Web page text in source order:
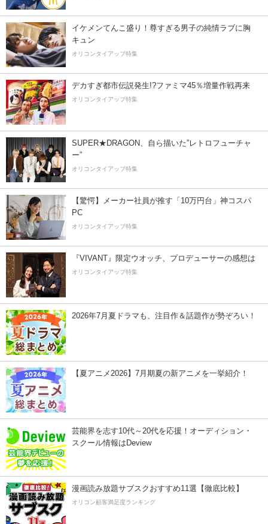
イケメンてんこ盛り！尊すぎる男子の純情ラブに胸
キュン
オリコンタイアップ特集
デカすぎ都市伝説発生!?ファミマ45％増量作戦再来
オリコンタイアップ特集
SUPER★DRAGON、自ら描いた”レトロフューチャ
ー”
オリコンタイアップ特集
【驚愕】メーカー社員が推す「10万円台」神コスパ
PC
オリコンタイアップ特集
『VIVANT』限定ウオッチ、プロデューサーの感想は
オリコンタイアップ特集
2026年7月夏ドラマも、注目作＆話題作が勢ぞろい！
【夏アニメ2026】7月期夏の新アニメを一挙紹介！
芸能界を志す10代～20代を応援！オーディション・
スクール情報はDeview
漫画読み放題サブスクおすすめ11選【徹底比較】
オリコン顧客満足度ランキング